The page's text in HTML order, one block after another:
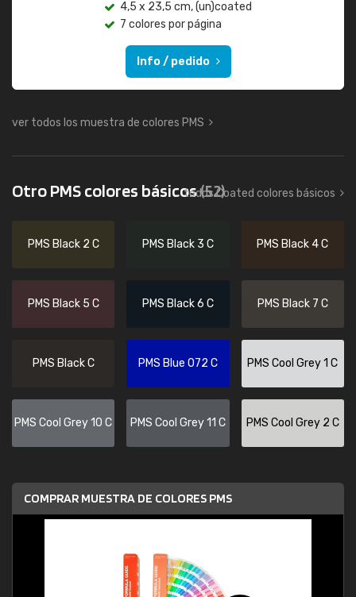
4,5 x 23,5 cm, (un)coated
7 colores por página
Info / pedido
ver todos los muestra de colores PMS
Otro PMS colores básicos(52)
todos Coated colores básicos
PMS Black 2 C PMS Black 3 C PMS Black 4 C
PMS Black 5 C PMS Black 6 C PMS Black 7 C
PMS Black C PMS Blue 072 C PMS Cool Grey 1 C
PMS Cool Grey 10 C PMS Cool Grey 11 C PMS Cool Grey 2 C
COMPRAR MUESTRA DE COLORES PMS